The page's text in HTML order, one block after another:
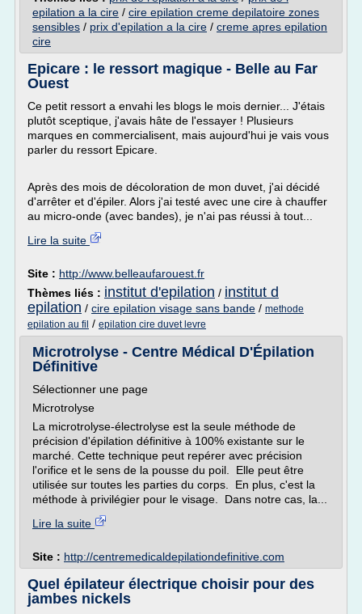
epilation a la cire / cire epilation creme depilatoire zones
sensibles / prix d'epilation a la cire / creme apres epilation
cire
Epicare : le ressort magique - Belle au Far
Ouest
Ce petit ressort a envahi les blogs le mois dernier... J'étais
plutôt sceptique, j'avais hâte de l'essayer ! Plusieurs
marques en commercialisent, mais aujourd'hui je vais vous
parler du ressort Epicare.
Après des mois de décoloration de mon duvet, j'ai décidé
d'arrêter et d'épiler. Alors j'ai testé avec une cire à chauffer
au micro-onde (avec bandes), je n'ai pas réussi à tout...
Lire la suite
Site : http://www.belleaufarouest.fr
Thèmes liés : institut d'epilation / institut d
epilation / cire epilation visage sans bande / methode
epilation au fil / epilation cire duvet levre
Microtrolyse - Centre Médical D'Épilation
Définitive
Sélectionner une page
Microtrolyse
La microtrolyse-électrolyse est la seule méthode de
précision d'épilation définitive à 100% existante sur le
marché. Cette technique peut repérer avec précision
l'orifice et le sens de la pousse du poil. Elle peut être
utilisée sur toutes les parties du corps. En plus, c'est la
méthode à privilégier pour le visage. Dans notre cas, la...
Lire la suite
Site : http://centremedicaldepilationdefinitive.com
Quel épilateur électrique choisir pour des
jambes nickels